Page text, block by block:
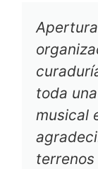
toda
musical
terrenos